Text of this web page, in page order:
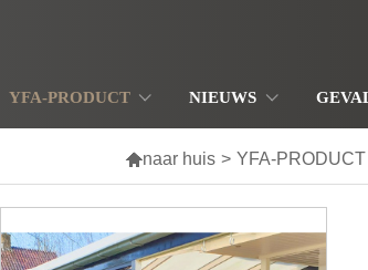
YFA-PRODUCT NIEUWS
naar huis > YFA-PRODUCT